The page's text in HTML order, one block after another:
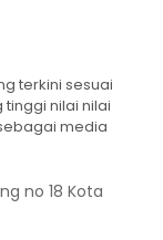
terkini sesuai
nilai nilai
media
no 18 Kota